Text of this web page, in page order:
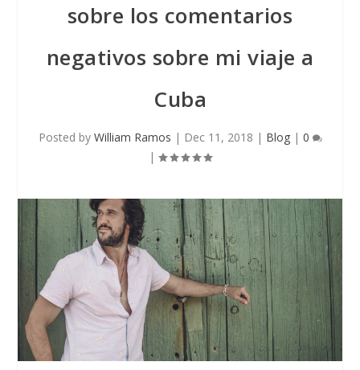
sobre los comentarios
negativos sobre mi viaje a
Cuba
Posted by William Ramos | Dec 11, 2018 | Blog| 0
|